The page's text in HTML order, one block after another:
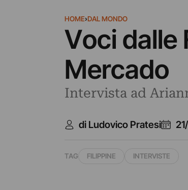
HOME›DAL MONDO
Voci dalle
Mercado
Intervista ad
di Ludovico Pratesi
TAG FILIPPINE INTERVISTE